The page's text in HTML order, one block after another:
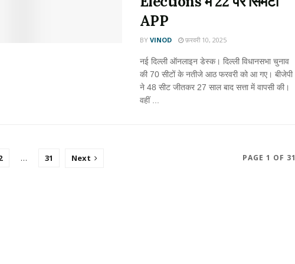
APP
BY VINOD फ़रवरी 10, 2025
नई दिल्ली ऑनलाइन डेस्क। दिल्ली विधानसभा चुनाव
की 70 सीटों के नतीजे आठ फरवरी को आ गए। बीजेपी
ने 48 सीट जीतकर 27 साल बाद सत्ता में वापसी की।
वहीं ...
PAGE 1 OF 31
… 31 Next